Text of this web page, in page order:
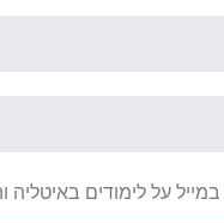
על לימודים באיטליה